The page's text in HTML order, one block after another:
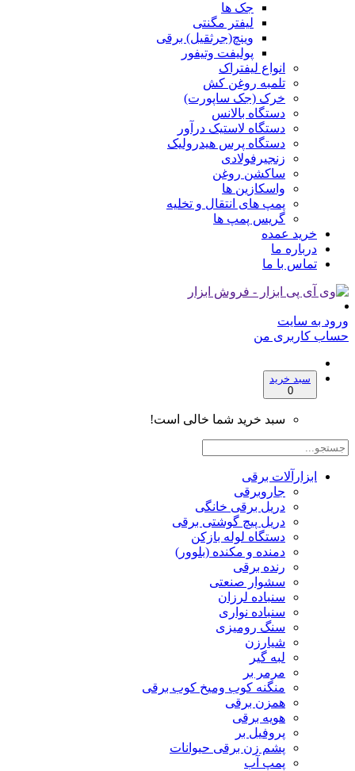
جک ها
لیفتر مگنتی
وینچ(جرثقیل) برقی
پولیفت وتیفور
انواع لیفتراک
تلمبه روغن کش
خرک (جک ساپورت)
دستگاه بالانس
دستگاه لاستیک درآور
دستگاه پرس هیدرولیک
زنجیرفولادی
ساکشن روغن
واسکازین ها
پمپ های انتقال و تخلیه
گریس پمپ ها
خرید عمده
درباره ما
تماس با ما
ورود به سایت
حساب کاربری من
سبد خرید
0
سبد خرید شما خالی است!
ابزارآلات برقی
جاروبرقی
دریل برقی خانگی
دریل پیچ گوشتی برقی
دستگاه لوله بازکن
دمنده و مکنده (بلوور)
رنده برقی
سشوار صنعتی
سنباده لرزان
سنباده نواری
سنگ رومیزی
شیارزن
لبه گیر
مرمر بر
منگنه کوب ومیخ کوب برقی
همزن برقی
هویه برقی
پروفیل بر
پشم زن برقی حیوانات
پمپ آب